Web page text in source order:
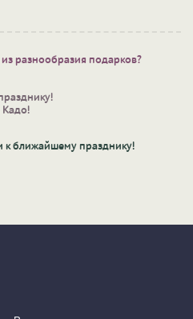
разнообразия подарков?
Кадо!
к ближайшему празднику!